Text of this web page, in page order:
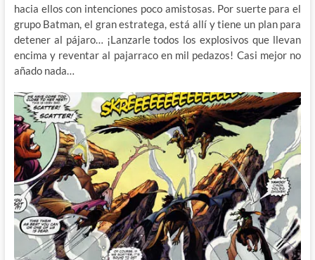
hacia ellos con intenciones poco amistosas. Por suerte para el
grupo Batman, el gran estratega, está allí y tiene un plan para
detener al pájaro… ¡Lanzarle todos los explosivos que llevan
encima y reventar al pajarraco en mil pedazos! Casi mejor no
añado nada…